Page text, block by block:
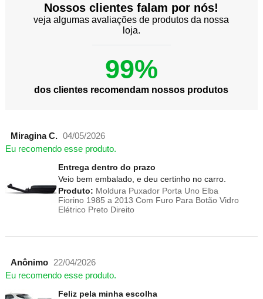
Nossos clientes falam por nós!
veja algumas avaliações de produtos da nossa
loja.
99%
dos clientes recomendam nossos produtos
Miragina C. 04/05/2026
Eu recomendo esse produto.
Entrega dentro do prazo
Veio bem embalado, e deu certinho no carro.
Produto: Moldura Puxador Porta Uno Elba
Fiorino 1985 a 2013 Com Furo Para Botão Vidro
Elétrico Preto Direito
Anônimo 22/04/2026
Eu recomendo esse produto.
Feliz pela minha escolha